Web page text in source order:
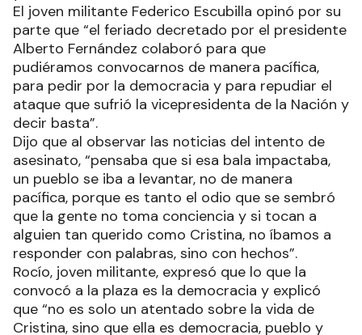
El joven militante Federico Escubilla opinó por su
parte que “el feriado decretado por el presidente
Alberto Fernández colaboró para que
pudiéramos convocarnos de manera pacífica,
para pedir por la democracia y para repudiar el
ataque que sufrió la vicepresidenta de la Nación y
decir basta”.
Dijo que al observar las noticias del intento de
asesinato, “pensaba que si esa bala impactaba,
un pueblo se iba a levantar, no de manera
pacífica, porque es tanto el odio que se sembró
que la gente no toma conciencia y si tocan a
alguien tan querido como Cristina, no íbamos a
responder con palabras, sino con hechos”.
Rocío, joven militante, expresó que lo que la
convocó a la plaza es la democracia y explicó
que “no es solo un atentado sobre la vida de
Cristina, sino que ella es democracia, pueblo y